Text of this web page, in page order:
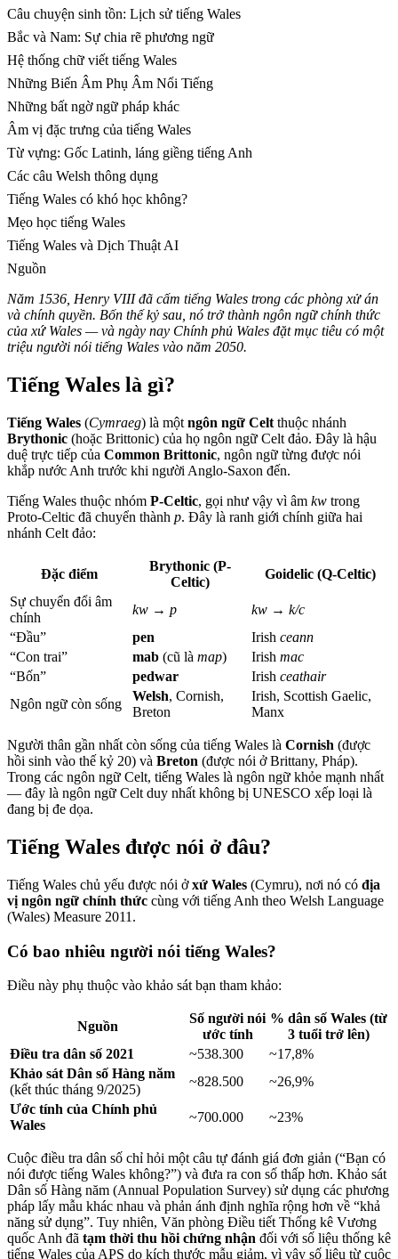
Câu chuyện sinh tồn: Lịch sử tiếng Wales
Bắc và Nam: Sự chia rẽ phương ngữ
Hệ thống chữ viết tiếng Wales
Những Biến Âm Phụ Âm Nổi Tiếng
Những bất ngờ ngữ pháp khác
Âm vị đặc trưng của tiếng Wales
Từ vựng: Gốc Latinh, láng giềng tiếng Anh
Các câu Welsh thông dụng
Tiếng Wales có khó học không?
Mẹo học tiếng Wales
Tiếng Wales và Dịch Thuật AI
Nguồn
Năm 1536, Henry VIII đã cấm tiếng Wales trong các phòng xử án
và chính quyền. Bốn thế kỷ sau, nó trở thành ngôn ngữ chính thức
của xứ Wales — và ngày nay Chính phủ Wales đặt mục tiêu có một
triệu người nói tiếng Wales vào năm 2050.
Tiếng Wales là gì?
Tiếng Wales (Cymraeg) là một ngôn ngữ Celt thuộc nhánh
Brythonic (hoặc Brittonic) của họ ngôn ngữ Celt đảo. Đây là hậu
duệ trực tiếp của Common Brittonic, ngôn ngữ từng được nói
khắp nước Anh trước khi người Anglo-Saxon đến.
Tiếng Wales thuộc nhóm P-Celtic, gọi như vậy vì âm kw trong
Proto-Celtic đã chuyển thành p. Đây là ranh giới chính giữa hai
nhánh Celt đảo:
Đặc điểm
Brythonic (P-
Celtic)
Goidelic (Q-Celtic)
Sự chuyển đổi âm
chính
kw → p
kw → k/c
“Đầu”
pen Irish ceann
“Con trai”
mab (cũ là map) Irish mac
“Bốn”
pedwar Irish ceathair
Ngôn ngữ còn sống
Welsh, Cornish,
Breton
Irish, Scottish Gaelic,
Manx
Người thân gần nhất còn sống của tiếng Wales là Cornish (được
hồi sinh vào thế kỷ 20) và Breton (được nói ở Brittany, Pháp).
Trong các ngôn ngữ Celt, tiếng Wales là ngôn ngữ khỏe mạnh nhất
— đây là ngôn ngữ Celt duy nhất không bị UNESCO xếp loại là
đang bị đe dọa.
Tiếng Wales được nói ở đâu?
Tiếng Wales chủ yếu được nói ởxứ Wales (Cymru), nơi nó có địa
vị ngôn ngữ chính thức cùng với tiếng Anh theo Welsh Language
(Wales) Measure 2011.
Có bao nhiêu người nói tiếng Wales?
Điều này phụ thuộc vào khảo sát bạn tham khảo:
Nguồn
Số người nói
ước tính
% dân số Wales (từ
3 tuổi trở lên)
Điều tra dân số 2021
~538.300
~17,8%
Khảo sát Dân số Hàng năm
(kết thúc tháng 9/2025)
~828.500
~26,9%
Ước tính của Chính phủ
Wales
~700.000 ~23%
Cuộc điều tra dân số chỉ hỏi một câu tự đánh giá đơn giản (“Bạn có
nói được tiếng Wales không?”) và đưa ra con số thấp hơn. Khảo sát
Dân số Hàng năm (Annual Population Survey) sử dụng các phương
pháp lấy mẫu khác nhau và phản ánh định nghĩa rộng hơn về “khả
năng sử dụng”. Tuy nhiên, Văn phòng Điều tiết Thống kê Vương
quốc Anh đã tạm thời thu hồi chứng nhận đối với số liệu thống kê
tiếng Wales của APS do kích thước mẫu giảm, vì vậy số liệu từ cuộc